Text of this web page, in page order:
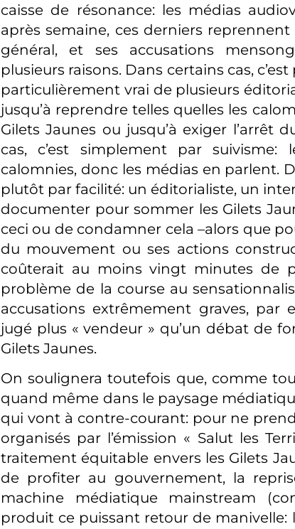
caisse de résonance: les médias
après semaine, ces derniers
général, et ses accusations
plusieurs raisons. Dans certains cas,
particulièrement vrai de plusieurs
jusqu’à reprendre telles quelles les
Gilets Jaunes ou jusqu’à exiger l’arrêt
cas, c’est simplement par suivisme:
calomnies, donc les médias en parlent.
plutôt par facilité: un éditorialiste, un
documenter pour sommer les Gilets
ceci ou de condamner cela –alors que
du mouvement ou ses actions
coûterait au moins vingt minutes de
problème de la course au
accusations extrêmement graves, par
jugé plus « vendeur » qu’un débat de
Gilets Jaunes.
On soulignera toutefois que, comme
quand même dans le paysage
qui vont à contre-courant: pour ne
organisés par l’émission « Salut les
traitement équitable envers les Gilets
de profiter au gouvernement, la
machine médiatique mainstream
produit ce puissant retour de manivelle: